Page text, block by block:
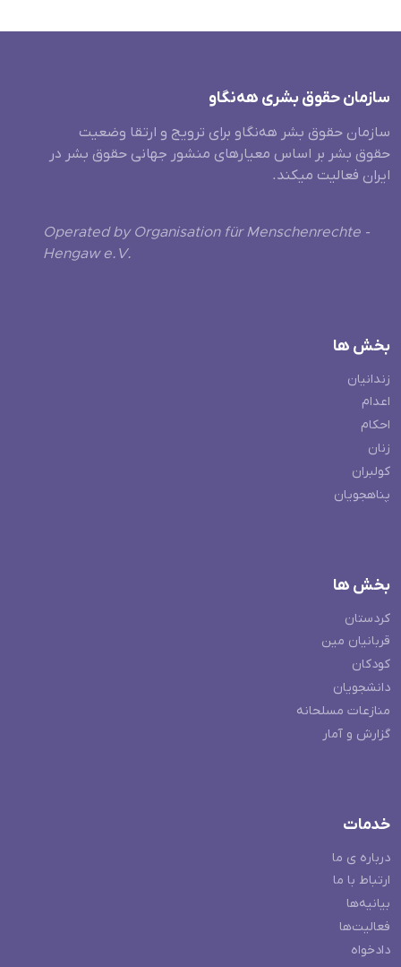
سازمان حقوق بشری هەنگاو
سازمان حقوق بشر هه‌نگاو برای ترویج و ارتقا وضعیت
حقوق بشر بر اساس معیارهای منشور جهانی حقوق بشر در
ایران فعالیت میکند.
Operated by Organisation für Menschenrechte -
Hengaw e.V.
بخش ها
زندانیان
اعدام
احکام
زنان
کولبران
پناهجویان
بخش ها
کردستان
قربانیان مین
کودکان
دانشجویان
منازعات مسلحانه
گزارش و آمار
خدمات
درباره ی ما
ارتباط با ما
بیانیه‌ها
فعالیت‌ها
دادخواه